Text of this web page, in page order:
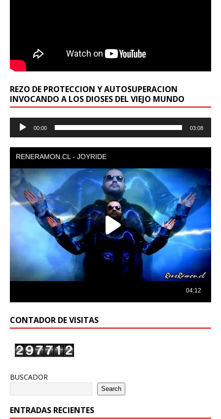
REZO DE PROTECCION Y AUTOSUPERACION
INVOCANDO A LOS DIOSES DEL VIEJO MUNDO
Reproductor
00:00 03:08
CONTADOR DE VISITAS
BUSCADOR
Search
ENTRADAS RECIENTES